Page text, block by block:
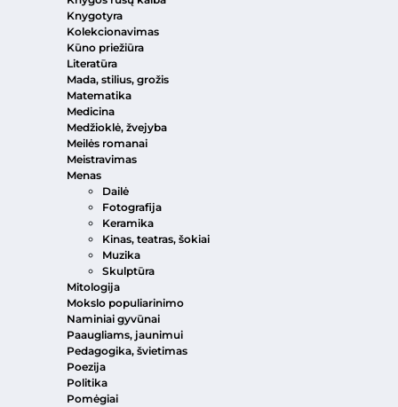
Knygotyra
Kolekcionavimas
Kūno priežiūra
Literatūra
Mada, stilius, grožis
Matematika
Medicina
Medžioklė, žvejyba
Meilės romanai
Meistravimas
Menas
Dailė
Fotografija
Keramika
Kinas, teatras, šokiai
Muzika
Skulptūra
Mitologija
Mokslo populiarinimo
Naminiai gyvūnai
Paaugliams, jaunimui
Pedagogika, švietimas
Poezija
Politika
Pomėgiai